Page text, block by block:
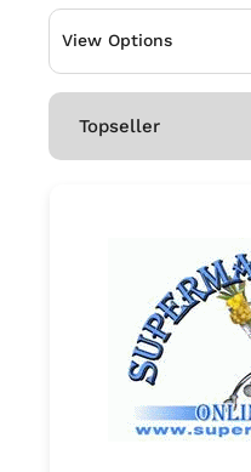
View Options